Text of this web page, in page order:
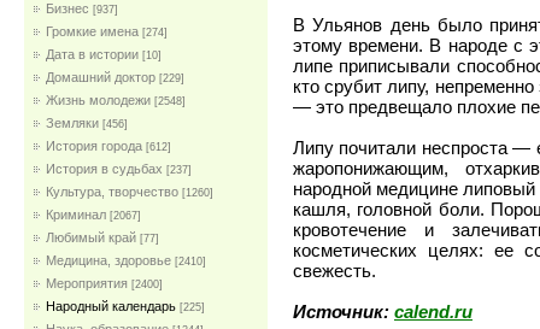
Бизнес [937]
Громкие имена [274]
Дата в истории [10]
Домашний доктор [229]
Жизнь молодежи [2548]
Земляки [456]
История города [612]
История в судьбах [237]
Культура, творчество [1260]
Криминал [2067]
Любимый край [77]
Медицина, здоровье [2410]
Мероприятия [2400]
Народный календарь [225]
В Ульянов день было
этому времени. В народе с
липе приписывали
кто срубит липу,
— это предвещало плохие
Липу почитали неспроста —
жаропонижающим,
народной медицине
кашля, головной боли.
кровотечение и
косметических целях: ее
свежесть.
Источник: calend.ru